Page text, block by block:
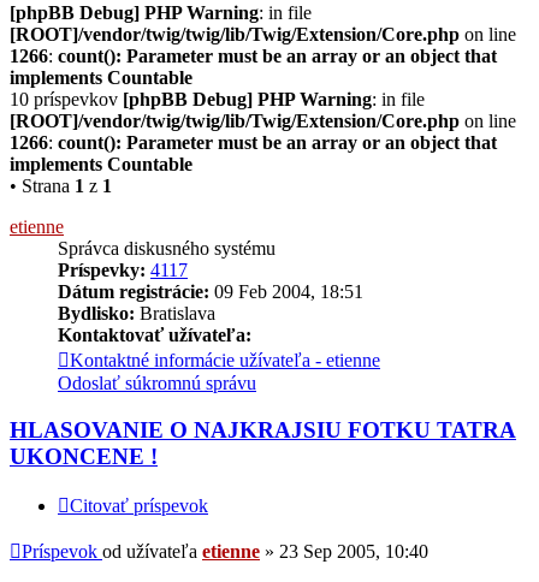
[phpBB Debug] PHP Warning: in file
[ROOT]/vendor/twig/twig/lib/Twig/Extension/Core.php on line
1266: count(): Parameter must be an array or an object that
implements Countable
10 príspevkov [phpBB Debug] PHP Warning: in file
[ROOT]/vendor/twig/twig/lib/Twig/Extension/Core.php on line
1266: count(): Parameter must be an array or an object that
implements Countable
• Strana 1 z 1
etienne
Správca diskusného systému
Príspevky: 4117
Dátum registrácie: 09 Feb 2004, 18:51
Bydlisko: Bratislava
Kontaktovať užívateľa:
Kontaktné informácie užívateľa - etienne
Odoslať súkromnú správu
HLASOVANIE O NAJKRAJSIU FOTKU TATRA
UKONCENE !
Citovať príspevok
Príspevok od užívateľa etienne » 23 Sep 2005, 10:40